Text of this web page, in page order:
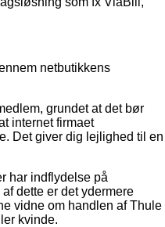
netbutikkens
grundet at det bør
internet firmaet
Det giver dig lejlighed til en
har indflydelse på
dette er det ydermere
vidne om handlen af Thule
kvinde.